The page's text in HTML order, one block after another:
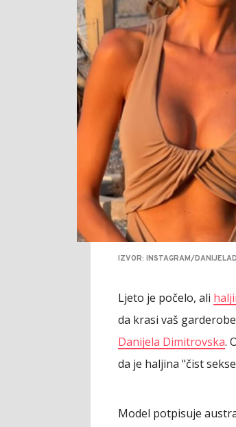
IZVOR: INSTAGRAM/
Ljeto je počelo, ali
da krasi vaš
Danijela Dimitrovska.
da je haljina "čist
Model potpisuje